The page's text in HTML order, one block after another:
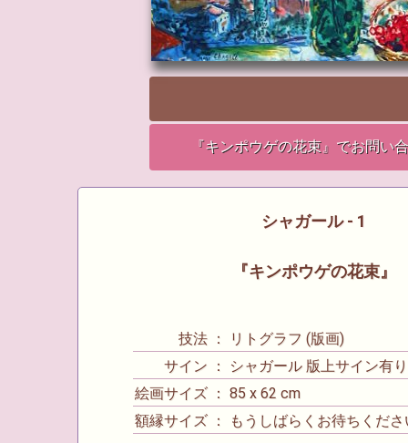
『キンポウゲの花束』でお問い
シャガール - 1
『キンポウゲの花束』
技法 ： リトグラフ (版画)
サイン ： シャガール 版上サイン有り
絵画サイズ ： 85 x 62 cm
額縁サイズ ： もうしばらくお待ちくだ